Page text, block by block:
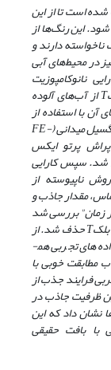
است تا از این
شود. این رنگ‌ها از
دارندو
در محیط‌های آبی
نانوکامپوزیت
Tاز آب‌های آلوده
آن با استفاده از
میدانی (FE-
پرتو ایکس
شد. سپس کارایی
ناپیوسته از
مقدار جاذب و
زمان"بررسی شد
Tحذف شد. از
تجربی هم­
مطابقت خوبی با
فرایند جذب از
ظرفیت جاذب در
ها نشان داد که این
با بافت حقیقی